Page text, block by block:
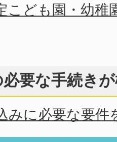
こども園・幼稚
要な手続き
みに必要な要件